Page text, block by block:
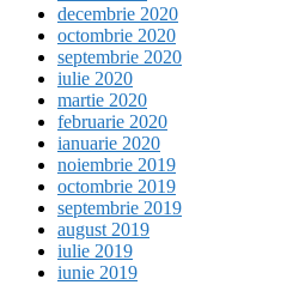
decembrie 2020
octombrie 2020
septembrie 2020
iulie 2020
martie 2020
februarie 2020
ianuarie 2020
noiembrie 2019
octombrie 2019
septembrie 2019
august 2019
iulie 2019
iunie 2019